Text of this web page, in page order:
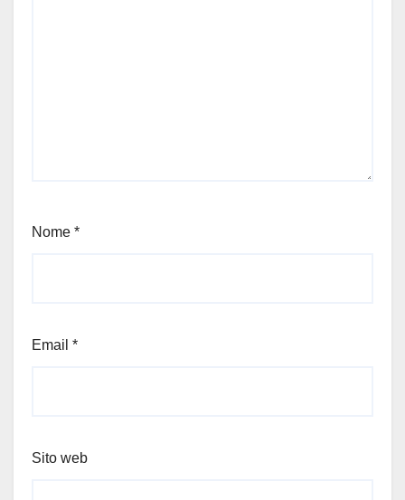
Nome *
Email *
Sito web